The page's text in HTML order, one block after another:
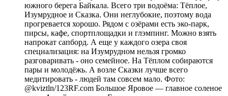
южного берега Байкала. Всего три водоёма: Тёплое,
Изумрудное и Сказка. Они неглубокие, поэтому вода
прогревается хорошо. Рядом с озёрами есть эко-парк,
пирсы, кафе, спортплощадки и глэмпинг. Можно взять
напрокат сапборд. А еще у каждого озера своя
специализация: на Изумрудном нельзя громко
разговаривать - оно семейное. На Тёплом собираются
пары и молодёжь. А возле Сказки лучше всего
медитировать - людей там совсем мало. Фото:
@kviztln/123RF.com Большое Яровое — главное соленое